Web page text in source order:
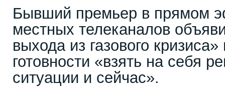
Бывший премьер в прямом
местных телеканалов
выхода из газового
готовности «взять на себя
ситуации и сейчас».